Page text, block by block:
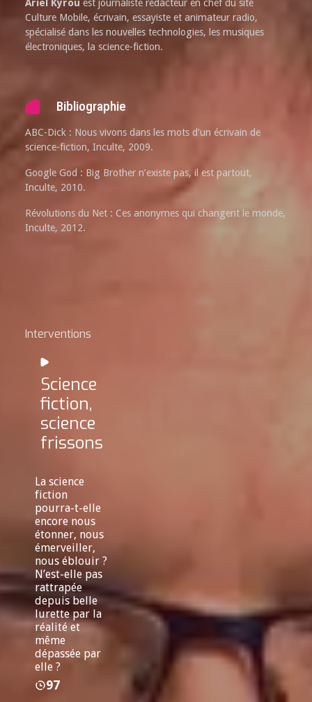
Ariel Kyrou est journaliste rédacteur en chef du site
Culture Mobile, écrivain, essayiste et animateur radio,
spécialisé dans les nouvelles technologies, les musiques
électroniques, la science-fiction.
Bibliographie
ABC-Dick : Nous vivons dans les mots d’un écrivain de
science-fiction, Inculte, 2009.
Google God : Big Brother n’existe pas, il est partout,
Inculte, 2010.
Révolutions du Net : Ces anonymes qui changent le monde,
Inculte, 2012.
Interventions
Science
fiction,
science
frissons
La science
fiction
pourra-t-elle
encore nous
étonner, nous
émerveiller,
nous éblouir ?
N’est-elle pas
rattrapée
depuis belle
lurette par la
réalité et
même
dépassée par
elle ?
97